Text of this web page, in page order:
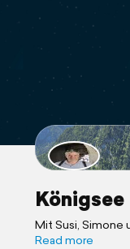
Königsee
Mit Susi, Simone
Königsee.
Read more